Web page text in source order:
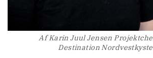
Af Karin Juul Jensen
Destination